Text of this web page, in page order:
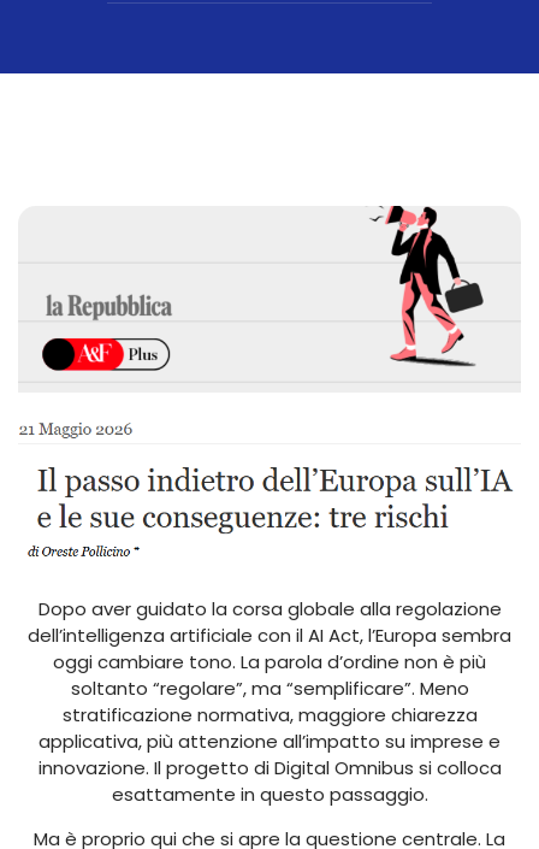
Dopo aver guidato la corsa globale alla regolazione
dell’intelligenza artificiale con il AI Act, l’Europa sembra
oggi cambiare tono. La parola d’ordine non è più
soltanto “regolare”, ma “semplificare”. Meno
stratificazione normativa, maggiore chiarezza
applicativa, più attenzione all’impatto su imprese e
innovazione. Il progetto di Digital Omnibus si colloca
esattamente in questo passaggio.
Ma è proprio qui che si apre la questione centrale. La